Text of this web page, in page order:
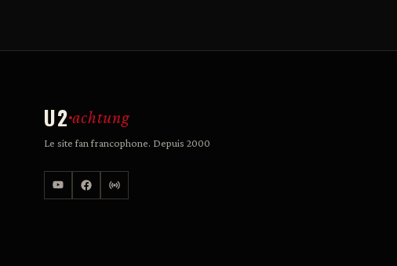
U2 achtung
Le site fan francophone. Depuis 2000